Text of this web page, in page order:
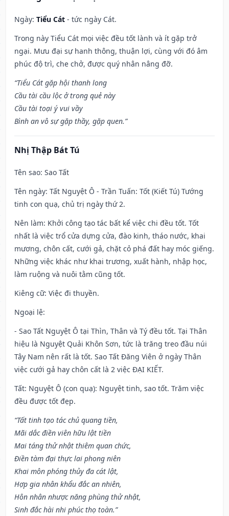
Ngày: Tiểu Cát - tức ngày Cát.
Trong này Tiểu Cát mọi việc đều tốt lành và ít gặp trở
ngại. Mưu đại sự hanh thông, thuận lợi, cùng với đó âm
phúc độ trì, che chở, được quý nhân nâng đỡ.
“Tiểu Cát gặp hội thanh long
Cầu tài cầu lộc ở trong quẻ này
Cầu tài toại ý vui vầy
Bình an vô sự gặp thầy, gặp quen.”
Nhị Thập Bát Tú
Tên sao: Sao Tất
Tên ngày: Tất Nguyệt Ô - Trần Tuấn: Tốt (Kiết Tú) Tướng
tinh con quạ, chủ trị ngày thứ 2.
Nên làm: Khởi công tạo tác bất kể việc chi đều tốt. Tốt
nhất là việc trổ cửa dựng cửa, đào kinh, tháo nước, khai
mương, chôn cất, cưới gả, chặt cỏ phá đất hay móc giếng.
Những việc khác như khai trương, xuất hành, nhập học,
làm ruộng và nuôi tằm cũng tốt.
Kiêng cữ: Việc đi thuyền.
Ngoại lệ:
- Sao Tất Nguyệt Ô tại Thìn, Thân và Tý đều tốt. Tại Thân
hiệu là Nguyệt Quải Khôn Sơn, tức là trăng treo đầu núi
Tây Nam nên rất là tốt. Sao Tất Đăng Viên ở ngày Thân
việc cưới gả hay chôn cất là 2 việc ĐẠI KIẾT.
Tất: Nguyệt Ô (con quạ): Nguyệt tinh, sao tốt. Trăm việc
đều được tốt đẹp.
“Tất tinh tạo tác chủ quang tiền,
Mãi dắc điền viên hữu lật tiền
Mai táng thử nhật thiêm quan chức,
Điền tàm đại thực lai phong niên
Khai môn phóng thủy đa cát lật,
Hợp gia nhân khẩu đắc an nhiên,
Hôn nhân nhược năng phùng thử nhật,
Sinh đắc hài nhi phúc thọ toàn.”